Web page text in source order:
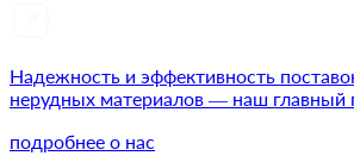
Надежность и эффективность
нерудных материалов — наш главный
подробнее о нас